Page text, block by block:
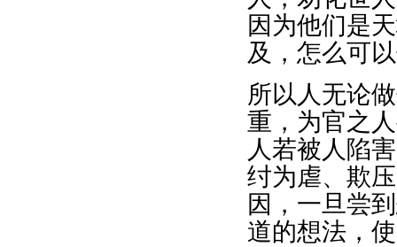
因为他们是
及，怎么可
所以人无论
重，为官之
人若被人陷
纣为虐、欺
因，一旦尝
道的想法，